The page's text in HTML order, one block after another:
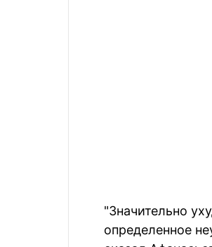
"Значительно
определенное